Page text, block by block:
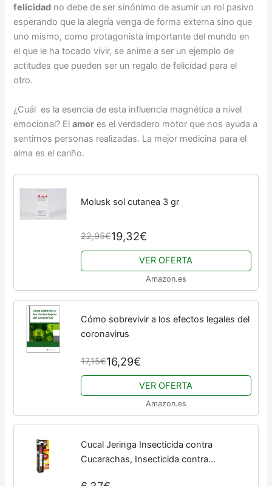
felicidad no debe de ser sinónimo de asumir un rol pasivo
esperando que la alegría venga de forma externa sino que
uno mismo, como protagonista importante del mundo en
el que le ha tocado vivir, se anime a ser un ejemplo de
actitudes que pueden ser un regalo de felicidad para el
otro.
¿Cuál es la esencia de esta influencia magnética a nivel
emocional? Elamor es el verdadero motor que nos ayuda a
sentirnos personas realizadas. La mejor medicina para el
alma es el cariño.
Molusk sol cutanea 3 gr
22,95€19,32€
VER OFERTA
Amazon.es
Cómo sobrevivir a los efectos legales del
coronavirus
17,15€16,29€
VER OFERTA
Amazon.es
Cucal Jeringa Insecticida contra
Cucarachas, Insecticida contra